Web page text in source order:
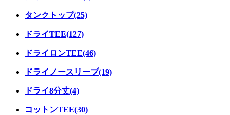
タンクトップ(25)
ドライTEE(127)
ドライロンTEE(46)
ドライノースリーブ(19)
ドライ8分丈(4)
コットンTEE(30)